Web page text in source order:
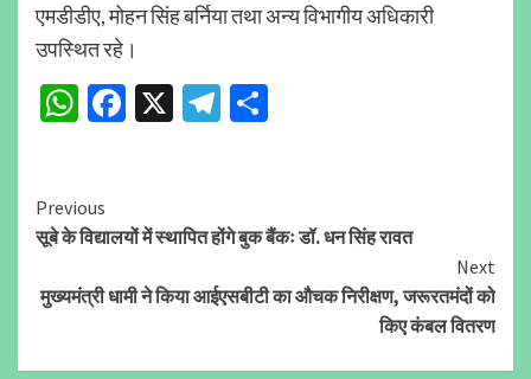
एमडीडीए, मोहन सिंह बर्निया तथा अन्य विभागीय अधिकारी
उपस्थित रहे।
WhatsApp
Facebook
X Telegram
Continue
Reading
Previous
सूबे के विद्यालयों में स्थापित होंगे बुक बैंकः डॉ. धन सिंह रावत
Next
मुख्यमंत्री धामी ने किया आईएसबीटी का औचक निरीक्षण, जरूरतमंदों को
किए कंबल वितरण